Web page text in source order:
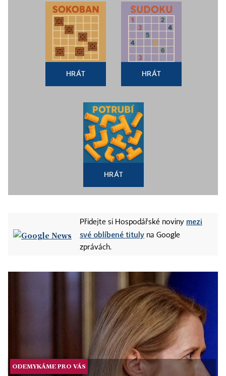
HRÁT HRÁT
HRÁT
Přidejte si Hospodářské noviny mezi
své oblíbené tituly na Google
zprávách.
ODEMYKÁME PRO VÁS